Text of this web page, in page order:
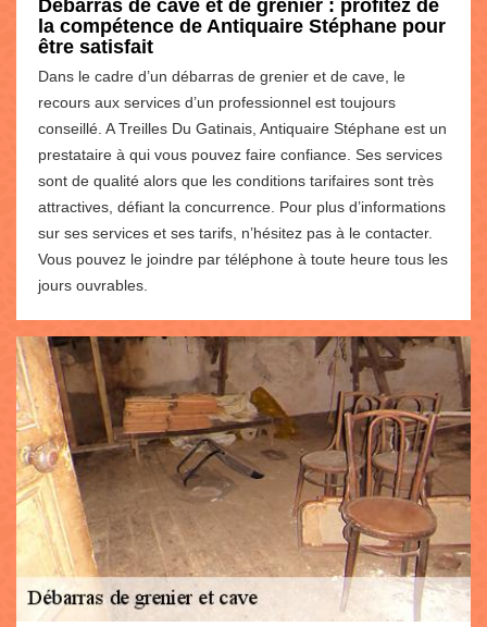
Débarras de cave et de grenier : profitez de
la compétence de Antiquaire Stéphane pour
être satisfait
Dans le cadre d’un débarras de grenier et de cave, le
recours aux services d’un professionnel est toujours
conseillé. A Treilles Du Gatinais, Antiquaire Stéphane est un
prestataire à qui vous pouvez faire confiance. Ses services
sont de qualité alors que les conditions tarifaires sont très
attractives, défiant la concurrence. Pour plus d’informations
sur ses services et ses tarifs, n’hésitez pas à le contacter.
Vous pouvez le joindre par téléphone à toute heure tous les
jours ouvrables.